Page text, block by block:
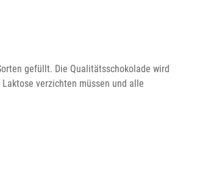
gefüllt. Die Qualitätsschokolade wird
verzichten müssen und alle